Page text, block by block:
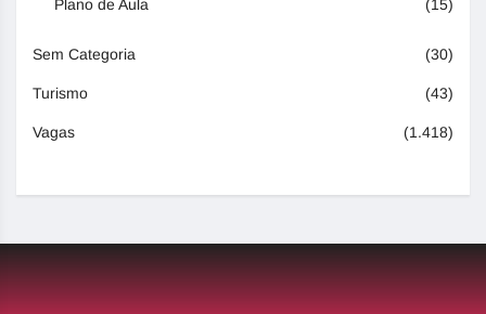
Plano de Aula (15)
Sem Categoria (30)
Turismo (43)
Vagas (1.418)